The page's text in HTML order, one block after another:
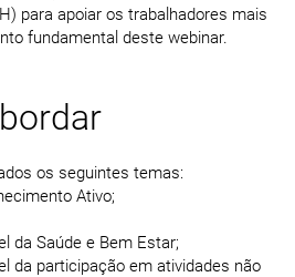
para apoiar os trabalhadores mais
fundamental deste webinar.
os seguintes temas:
Ativo;
da Saúde e Bem Estar;
da participação em atividades não